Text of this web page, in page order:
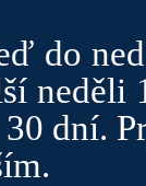
do
neděli
dní.